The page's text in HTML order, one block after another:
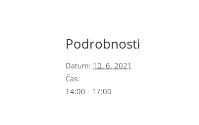
Podrobnosti
Datum: 10. 6. 2021
Čas:
14:00 - 17:00